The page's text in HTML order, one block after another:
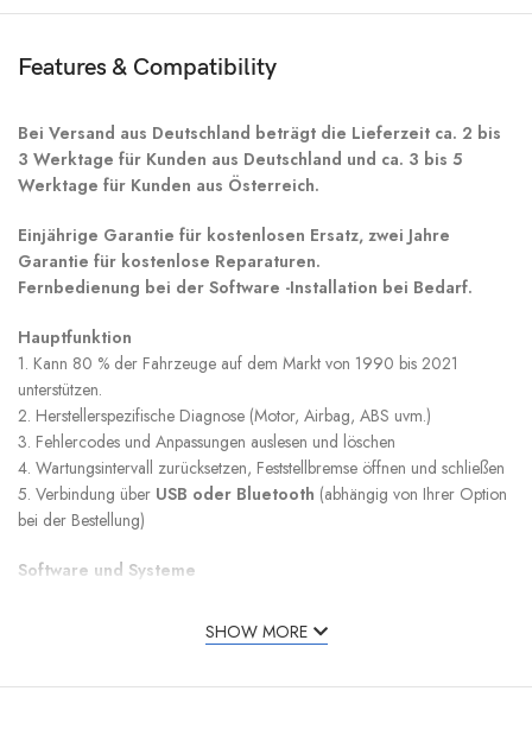
Features & Compatibility
Bei Versand aus Deutschland beträgt die Lieferzeit ca. 2 bis
3 Werktage für Kunden aus Deutschland und ca. 3 bis 5
Werktage für Kunden aus Österreich.
Einjährige Garantie für kostenlosen Ersatz, zwei Jahre
Garantie für kostenlose Reparaturen.
Fernbedienung bei der Software -Installation bei Bedarf.
Hauptfunktion
1. Kann 80 % der Fahrzeuge auf dem Markt von 1990 bis 2021
unterstützen.
2. Herstellerspezifische Diagnose (Motor, Airbag, ABS uvm.)
3. Fehlercodes und Anpassungen auslesen und löschen
4. Wartungsintervall zurücksetzen, Feststellbremse öffnen und schließen
5. Verbindung über USB oder Bluetooth (abhängig von Ihrer Option
bei der Bestellung)
Software und Systeme
Link für die Version 2021 und andere ältere Versionen (2015 bis 2017)
SHOW MORE